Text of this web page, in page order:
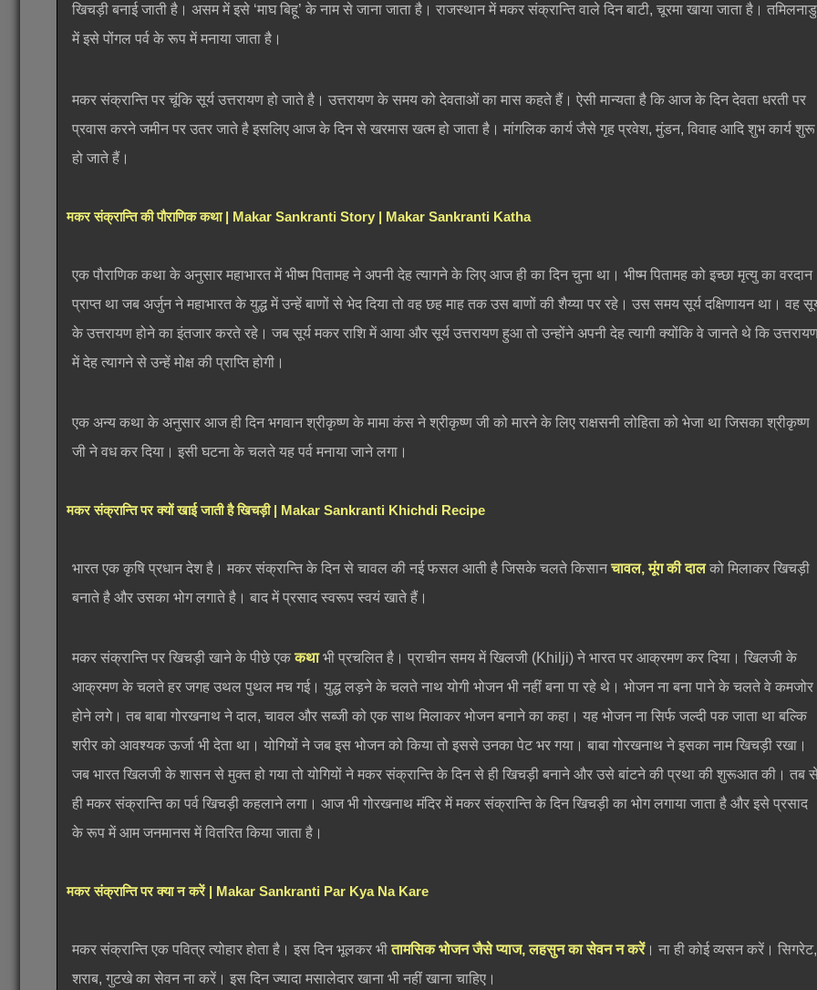
खिचड़ी बनाई जाती है। असम में इसे ‘माघ बिहू’ के नाम से जाना जाता है। राजस्थान में मकर संक्रान्ति वाले दिन बाटी, चूरमा खाया जाता है। तमिलनाडु
में इसे पोंगल पर्व के रूप में मनाया जाता है।
मकर संक्रान्ति पर चूंकि सूर्य उत्तरायण हो जाते है। उत्तरायण के समय को देवताओं का मास कहते हैं। ऐसी मान्यता है कि आज के दिन देवता धरती पर
प्रवास करने जमीन पर उतर जाते है इसलिए आज के दिन से खरमास खत्म हो जाता है। मांगलिक कार्य जैसे गृह प्रवेश, मुंडन, विवाह आदि शुभ कार्य शुरू
हो जाते हैं।
मकर संक्रान्ति की पौराणिक कथा | Makar Sankranti Story | Makar Sankranti Katha
एक पौराणिक कथा के अनुसार महाभारत में भीष्म पितामह ने अपनी देह त्यागने के लिए आज ही का दिन चुना था। भीष्म पितामह को इच्छा मृत्यु का वरदान
प्राप्त था जब अर्जुन ने महाभारत के युद्ध में उन्हें बाणों से भेद दिया तो वह छह माह तक उस बाणों की शैय्या पर रहे। उस समय सूर्य दक्षिणायन था। वह
के उत्तरायण होने का इंतजार करते रहे। जब सूर्य मकर राशि में आया और सूर्य उत्तरायण हुआ तो उन्होंने अपनी देह त्यागी क्योंकि वे जानते थे कि
में देह त्यागने से उन्हें मोक्ष की प्राप्ति होगी।
एक अन्य कथा के अनुसार आज ही दिन भगवान श्रीकृष्ण के मामा कंस ने श्रीकृष्ण जी को मारने के लिए राक्षसनी लोहिता को भेजा था जिसका श्रीकृष्ण
जी ने वध कर दिया। इसी घटना के चलते यह पर्व मनाया जाने लगा।
मकर संक्रान्ति पर क्यों खाई जाती है खिचड़ी | Makar Sankranti Khichdi Recipe
भारत एक कृषि प्रधान देश है। मकर संक्रान्ति के दिन से चावल की नई फसल आती है जिसके चलते किसानचावल, मूंग की दालको मिलाकर खिचड़ी
बनाते है और उसका भोग लगाते है। बाद में प्रसाद स्वरूप स्वयं खाते हैं।
मकर संक्रान्ति पर खिचड़ी खाने के पीछे एककथाभी प्रचलित है। प्राचीन समय में खिलजी (Khilji) ने भारत पर आक्रमण कर दिया। खिलजी के
आक्रमण के चलते हर जगह उथल पुथल मच गई। युद्ध लड़ने के चलते नाथ योगी भोजन भी नहीं बना पा रहे थे। भोजन ना बना पाने के चलते वे कमजोर
होने लगे। तब बाबा गोरखनाथ ने दाल, चावल और सब्जी को एक साथ मिलाकर भोजन बनाने का कहा। यह भोजन ना सिर्फ जल्दी पक जाता था बल्कि
शरीर को आवश्यक ऊर्जा भी देता था। योगियों ने जब इस भोजन को किया तो इससे उनका पेट भर गया। बाबा गोरखनाथ ने इसका नाम खिचड़ी रखा।
जब भारत खिलजी के शासन से मुक्त हो गया तो योगियों ने मकर संक्रान्ति के दिन से ही खिचड़ी बनाने और उसे बांटने की प्रथा की शुरूआत की। तब
ही मकर संक्रान्ति का पर्व खिचड़ी कहलाने लगा। आज भी गोरखनाथ मंदिर में मकर संक्रान्ति के दिन खिचड़ी का भोग लगाया जाता है और इसे प्रसाद
के रूप में आम जनमानस में वितरित किया जाता है।
मकर संक्रान्ति पर क्या न करें | Makar Sankranti Par Kya Na Kare
मकर संक्रान्ति एक पवित्र त्योहार होता है। इस दिन भूलकर भीतामसिक भोजन जैसे प्याज, लहसुन का सेवन न करें। ना ही कोई व्यसन करें। सिगरेट,
शराब, गुटखे का सेवन ना करें। इस दिन ज्यादा मसालेदार खाना भी नहीं खाना चाहिए।